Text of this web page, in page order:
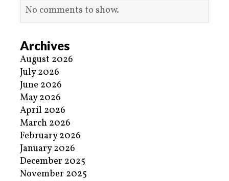
No comments to show.
Archives
August 2026
July 2026
June 2026
May 2026
April 2026
March 2026
February 2026
January 2026
December 2025
November 2025